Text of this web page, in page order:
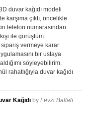
duvar kağıdı modeli
karşıma çıktı, öncelikle
telefon numarasından
ile görüştüm.
sipariş vermeye karar
bir ustaya
söyleyebilirim.
rahatlığıyla duvar kağıdı
Kağıdı byFevzi Baltalı